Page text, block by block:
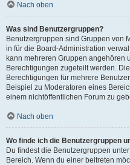
Nach oben
Was sind Benutzergruppen?
Benutzergruppen sind Gruppen von
in für die Board-Administration
kann mehreren Gruppen angehören
Berechtigungen zugeteilt werden.
Berechtigungen für mehrere
Beispiel zu Moderatoren eines
einem nichtöffentlichen Forum zu
Nach oben
Wo finde ich die Benutzergruppen
Du findest die Benutzergruppen
Bereich. Wenn du einer beitreten